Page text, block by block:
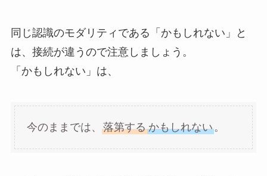
同じ認識のモダリティである「かもしれない」と
は、接続が違うので注意しましょう。
「かもしれない」は、
今のままでは、 落第する かもしれない。